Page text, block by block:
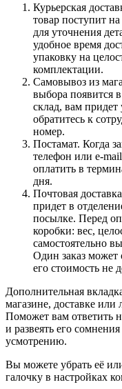
Курьерская
товар поступит
для уточнения
удобное время
упаковку на
комплектации.
Самовывоз из
выбора появится
склад, вам придет
обратитесь к
номер.
Постамат. Когда
телефон или e-
оплатить в
дня.
Почтовая
придет в
посылке. Перед
коробки: вес,
самостоятельно
Один заказ может
его стоимость не
Дополнительная
магазине, доставке или
Поможет вам ответить
и развеять его
усмотрению.
Вы можете убрать её
галочку в настройках